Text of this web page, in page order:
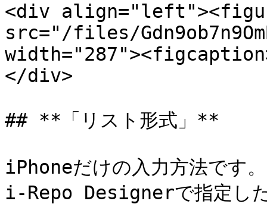
<div
src="/files/
</div>
## **「リスト形式」**
iPhoneだけの入力方法です
i-Repo Designerで指定した